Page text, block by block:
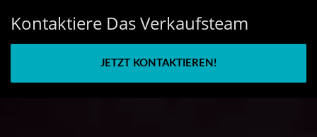
Kontaktiere Das Verkaufsteam
JETZT KONTAKTIEREN!